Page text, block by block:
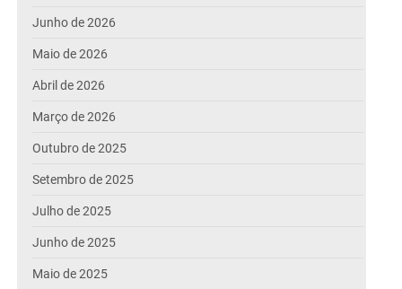
Junho de 2026
Maio de 2026
Abril de 2026
Março de 2026
Outubro de 2025
Setembro de 2025
Julho de 2025
Junho de 2025
Maio de 2025